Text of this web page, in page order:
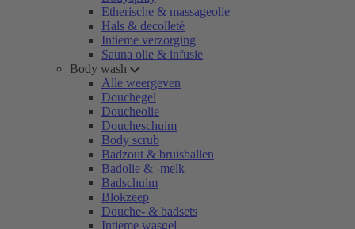
Etherische & massageolie
Hals & decolleté
Intieme verzorging
Sauna olie & infusie
Body wash
Alle weergeven
Douchegel
Doucheolie
Doucheschuim
Body scrub
Badzout & bruisballen
Badolie & -melk
Badschuim
Blokzeep
Douche- & badsets
Intieme wasgel